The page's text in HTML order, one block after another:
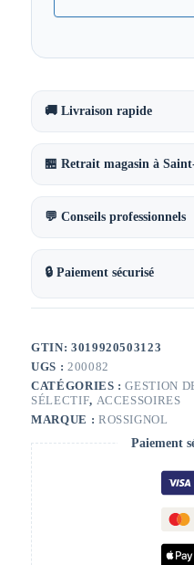
🚚 Livraison rapide
🏪 Retrait magasin à
💬 Conseils professionnels
🔒 Paiement sécurisé
GTIN: 3019920503123
UGS : 200082
CATÉGORIES :GESTION
SÉLECTIF, ACCESSOIRES
MARQUE : ROSSIGNOL
Paiement